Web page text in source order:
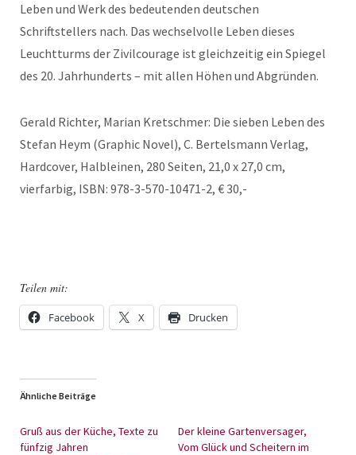
Leben und Werk des bedeutenden deutschen
Schriftstellers nach. Das wechselvolle Leben dieses
Leuchtturms der Zivilcourage ist gleichzeitig ein Spiegel
des 20. Jahrhunderts – mit allen Höhen und Abgründen.
Gerald Richter, Marian Kretschmer: Die sieben Leben des
Stefan Heym (Graphic Novel), C. Bertelsmann Verlag,
Hardcover, Halbleinen, 280 Seiten, 21,0 x 27,0 cm,
vierfarbig, ISBN: 978-3-570-10471-2, € 30,-
Teilen mit:
Facebook X Drucken
Ähnliche Beiträge
Gruß aus der Küche, Texte zu
fünfzig Jahren
Der kleine Gartenversager,
Vom Glück und Scheitern im